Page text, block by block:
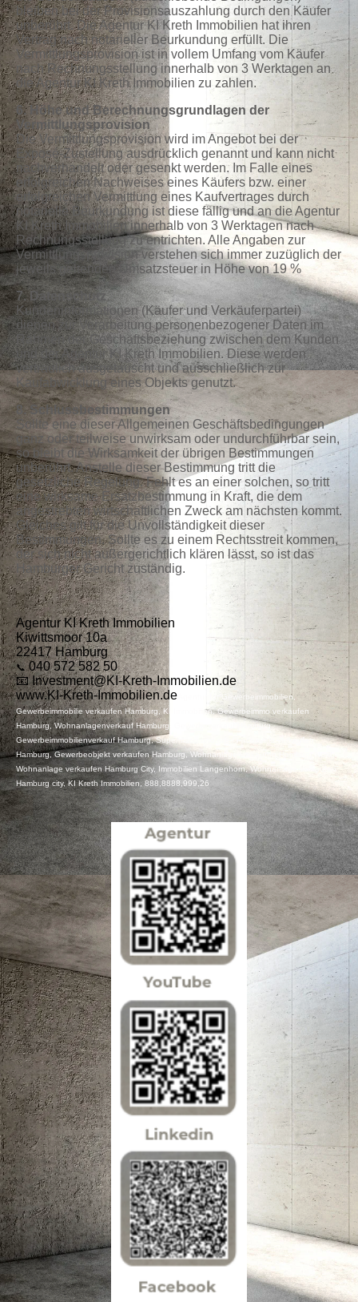
bleiben bei der Provisionsauszahlung durch den Käufer
unberührt. Die Agentur KI Kreth Immobilien hat ihren
Vertrag nach notarieller Beurkundung erfüllt. Die
Vermittlungsprovision ist in vollem Umfang vom Käufer
nach Rechnungsstellung innerhalb von 3 Werktagen an
die Agentur KI Kreth Immobilien zu zahlen.
6. Höhe und Berechnungsgrundlagen der
Vermittlungsprovision
Die Vermittlungsprovision wird im Angebot bei der
Exposé-Zustellung ausdrücklich genannt und kann nicht
nachverhandelt oder gesenkt werden. Im Falle eines
erfolgreichen Nachweises eines Käufers bzw. einer
erfolgreichen Vermittlung eines Kaufvertrages durch
notarielle Beurkundung ist diese fällig und an die Agentur
KI Kreth Immobilien innerhalb von 3 Werktagen nach
Rechnungsstellung zu entrichten. Alle Angaben zur
Vermittlungsprovision verstehen sich immer zuzüglich der
jeweils geltenden Umsatzsteuer in Höhe von 19 %
7. Datenschutz
Kundeninformationen (Käufer und Verkäuferpartei)
dienen zur Verarbeitung personenbezogener Daten im
Rahmen der Geschäftsbeziehung zwischen dem Kunden
und der Agentur KI Kreth Immobilien. Diese werden
vertraulich ausgetauscht und ausschließlich zur
Kaufabwicklung eines Objekts genutzt.
8. Schlussbestimmungen
Sollte eine dieser Allgemeinen Geschäftsbedingungen
ganz oder teilweise unwirksam oder undurchführbar sein,
so bleibt die Wirksamkeit der übrigen Bestimmungen
unberührt. Anstelle dieser Bestimmung tritt die
gesetzliche Regelung. Fehlt es an einer solchen, so tritt
eine wirksame Ersatzbestimmung in Kraft, die dem
angestrebten wirtschaftlichen Zweck am nächsten kommt.
Gleiches gilt für die Unvollständigkeit dieser
Bestimmungen. Sollte es zu einem Rechtsstreit kommen,
der sich nicht außergerichtlich klären lässt, so ist das
Hamburger Gericht zuständig.
Agentur KI Kreth Immobilien
Kiwittsmoor 10a
22417 Hamburg
📞040 572 582 50
📧 Investment@KI-Kreth-Immobilien.de
www.KI-Kreth-Immobilien.de Agentur für Gewerbeimmobilien,
Gewerbeimmobilie verkaufen Hamburg, KI Immobilien, Gewerbeimmo verkaufen
Hamburg, Wohnanlagenverkauf Hamburg, Gewerbeverkauf Hamburg,
Gewerbeimmobilienverkauf Hamburg, Supermarkt und oder Fachmarkt verkaufen
Hamburg, Gewerbeobjekt verkaufen Hamburg, Wohnanlage verkaufen Hamburg Nord,
Wohnanlage verkaufen Hamburg City, Immobilien Langenhorn, Wohnanlage verkaufen
Hamburg city, KI Kreth Immobilien, 888,8888,999,26